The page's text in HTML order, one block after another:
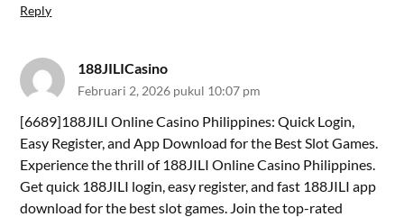
Reply
188JILICasino
Februari 2, 2026 pukul 10:07 pm
[6689]188JILI Online Casino Philippines: Quick Login,
Easy Register, and App Download for the Best Slot Games.
Experience the thrill of 188JILI Online Casino Philippines.
Get quick 188JILI login, easy register, and fast 188JILI app
download for the best slot games. Join the top-rated